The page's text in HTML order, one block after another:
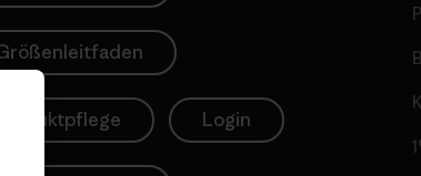
Produktpflege Login